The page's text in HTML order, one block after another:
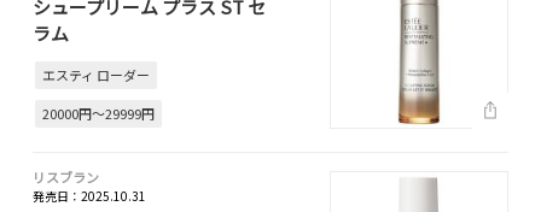
シュープリーム プラス ST セ
ラム
エスティ ローダー
20000円～29999円
リスブラン
発売日：2025.10.31